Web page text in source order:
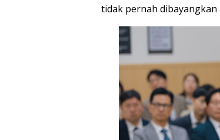
tidak pernah